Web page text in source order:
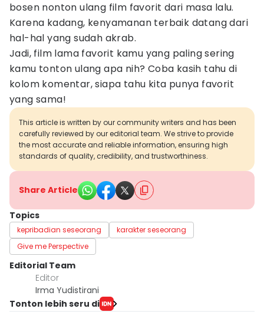
bosen nonton ulang film favorit dari masa lalu.
Karena kadang, kenyamanan terbaik datang dari
hal-hal yang sudah akrab.
Jadi, film lama favorit kamu yang paling sering
kamu tonton ulang apa nih? Coba kasih tahu di
kolom komentar, siapa tahu kita punya favorit
yang sama!
This article is written by our community writers and has been
carefully reviewed by our editorial team. We strive to provide
the most accurate and reliable information, ensuring high
standards of quality, credibility, and trustworthiness.
Share Article
Topics
kepribadian seseorang
karakter seseorang
Give me Perspective
Editorial Team
Editor
Irma Yudistirani
Tonton lebih seru di